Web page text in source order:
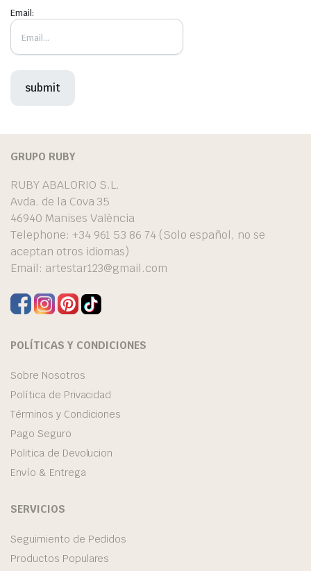
Email:
GRUPO RUBY
RUBY ABALORIO S.L.
Avda. de la Cova 35
46940 Manises València
Telephone: +34 961 53 86 74 (Solo español, no se
aceptan otros idiomas)
Email: artestar123@gmail.com
POLÍTICAS Y CONDICIONES
Sobre Nosotros
Política de Privacidad
Términos y Condiciones
Pago Seguro
Politica de Devolucion
Envío & Entrega
SERVICIOS
Seguimiento de Pedidos
Productos Populares